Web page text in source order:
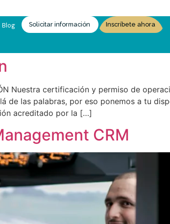
Blog Solicitar información Inscríbete ahora
Nuestra certificación y permiso de
de las palabras, por eso ponemos a tu
acreditado por la […]
CRM